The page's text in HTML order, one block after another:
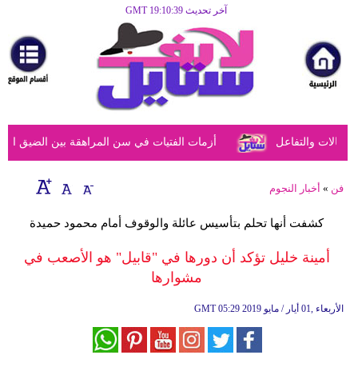
آخر تحديث GMT 19:10:39
مرأة
أزياء
أزياء
إسلامية
صحة
أزمات الفتيات في سن المراهقة بين الضيق والتفاعل
فن » أخبار النجوم
كشفت أنها تحلم بتأسيس عائلة والوقوف أمام محمود حميدة
أمينة خليل تؤكد أن دورها في "قابيل" هو الأصعب في
مشوارها
GMT 05:29 2019 الأربعاء ,01 أيار / مايو